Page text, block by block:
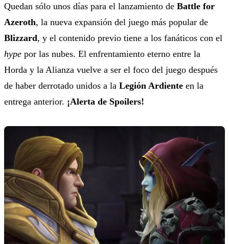
Quedan sólo unos días para el lanzamiento de Battle for
Azeroth, la nueva expansión del juego más popular de
Blizzard, y el contenido previo tiene a los fanáticos con el
hype por las nubes. El enfrentamiento eterno entre la
Horda y la Alianza vuelve a ser el foco del juego después
de haber derrotado unidos a la Legión Ardiente en la
entrega anterior. ¡Alerta de Spoilers!